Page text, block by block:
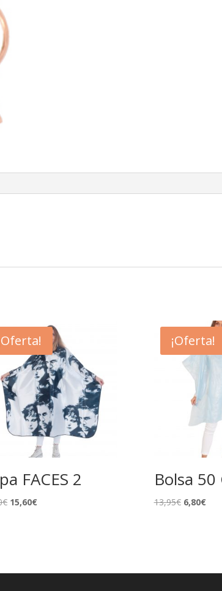
FACES 2
€ El
15,60€El
¡Oferta!
Bolsa 50
13,95€ El
6,80€El